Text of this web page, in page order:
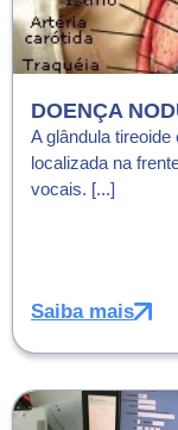
DOENÇA
A glândula
localizada na
vocais. [...]
Saiba mais